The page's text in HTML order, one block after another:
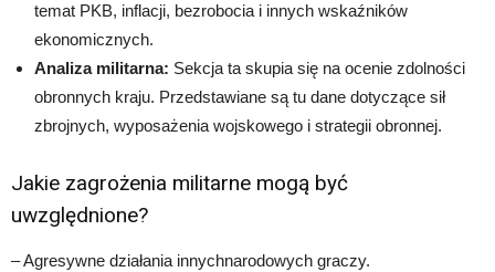
temat PKB, inflacji, bezrobocia i innych wskaźników
ekonomicznych.
Analiza militarna: Sekcja ta skupia się na ocenie zdolności
obronnych kraju. Przedstawiane są tu dane dotyczące sił
zbrojnych, wyposażenia wojskowego i strategii obronnej.
Jakie zagrożenia militarne mogą być
uwzględnione?
– Agresywne działania innychnarodowych graczy.